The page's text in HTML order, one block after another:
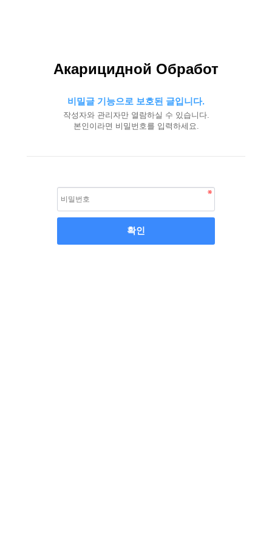
Акарицидной Обработ
비밀글 기능으로 보호된 글입니다.
작성자와 관리자만 열람하실 수 있습니다.
본인이라면 비밀번호를 입력하세요.